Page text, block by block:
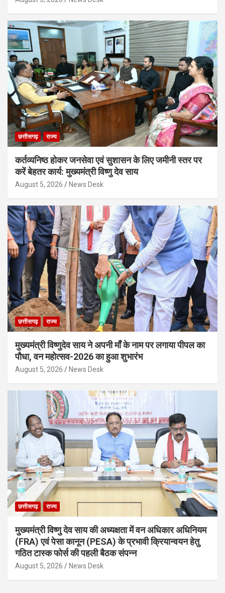
छत्तीसगढ़ राज्य
कर्तव्यनिष्ठ होकर जनसेवा एवं सुशासन के लिए जमीनी स्तर पर
करें बेहतर कार्य: मुख्यमंत्री विष्णु देव साय
August 5, 2026 News Desk
छत्तीसगढ़ राज्य
मुख्यमंत्री विष्णुदेव साय ने अपनी माँ के नाम पर लगाया पीपल का
पौधा, वन महोत्सव-2026 का हुआ शुभारंभ
August 5, 2026 News Desk
छत्तीसगढ़ राज्य
मुख्यमंत्री विष्णु देव साय की अध्यक्षता में वन अधिकार अधिनियम
(FRA) एवं पेसा कानून (PESA) के प्रभावी क्रियान्वयन हेतु
गठित टास्क फोर्स की पहली बैठक संपन्न
August 5, 2026 News Desk